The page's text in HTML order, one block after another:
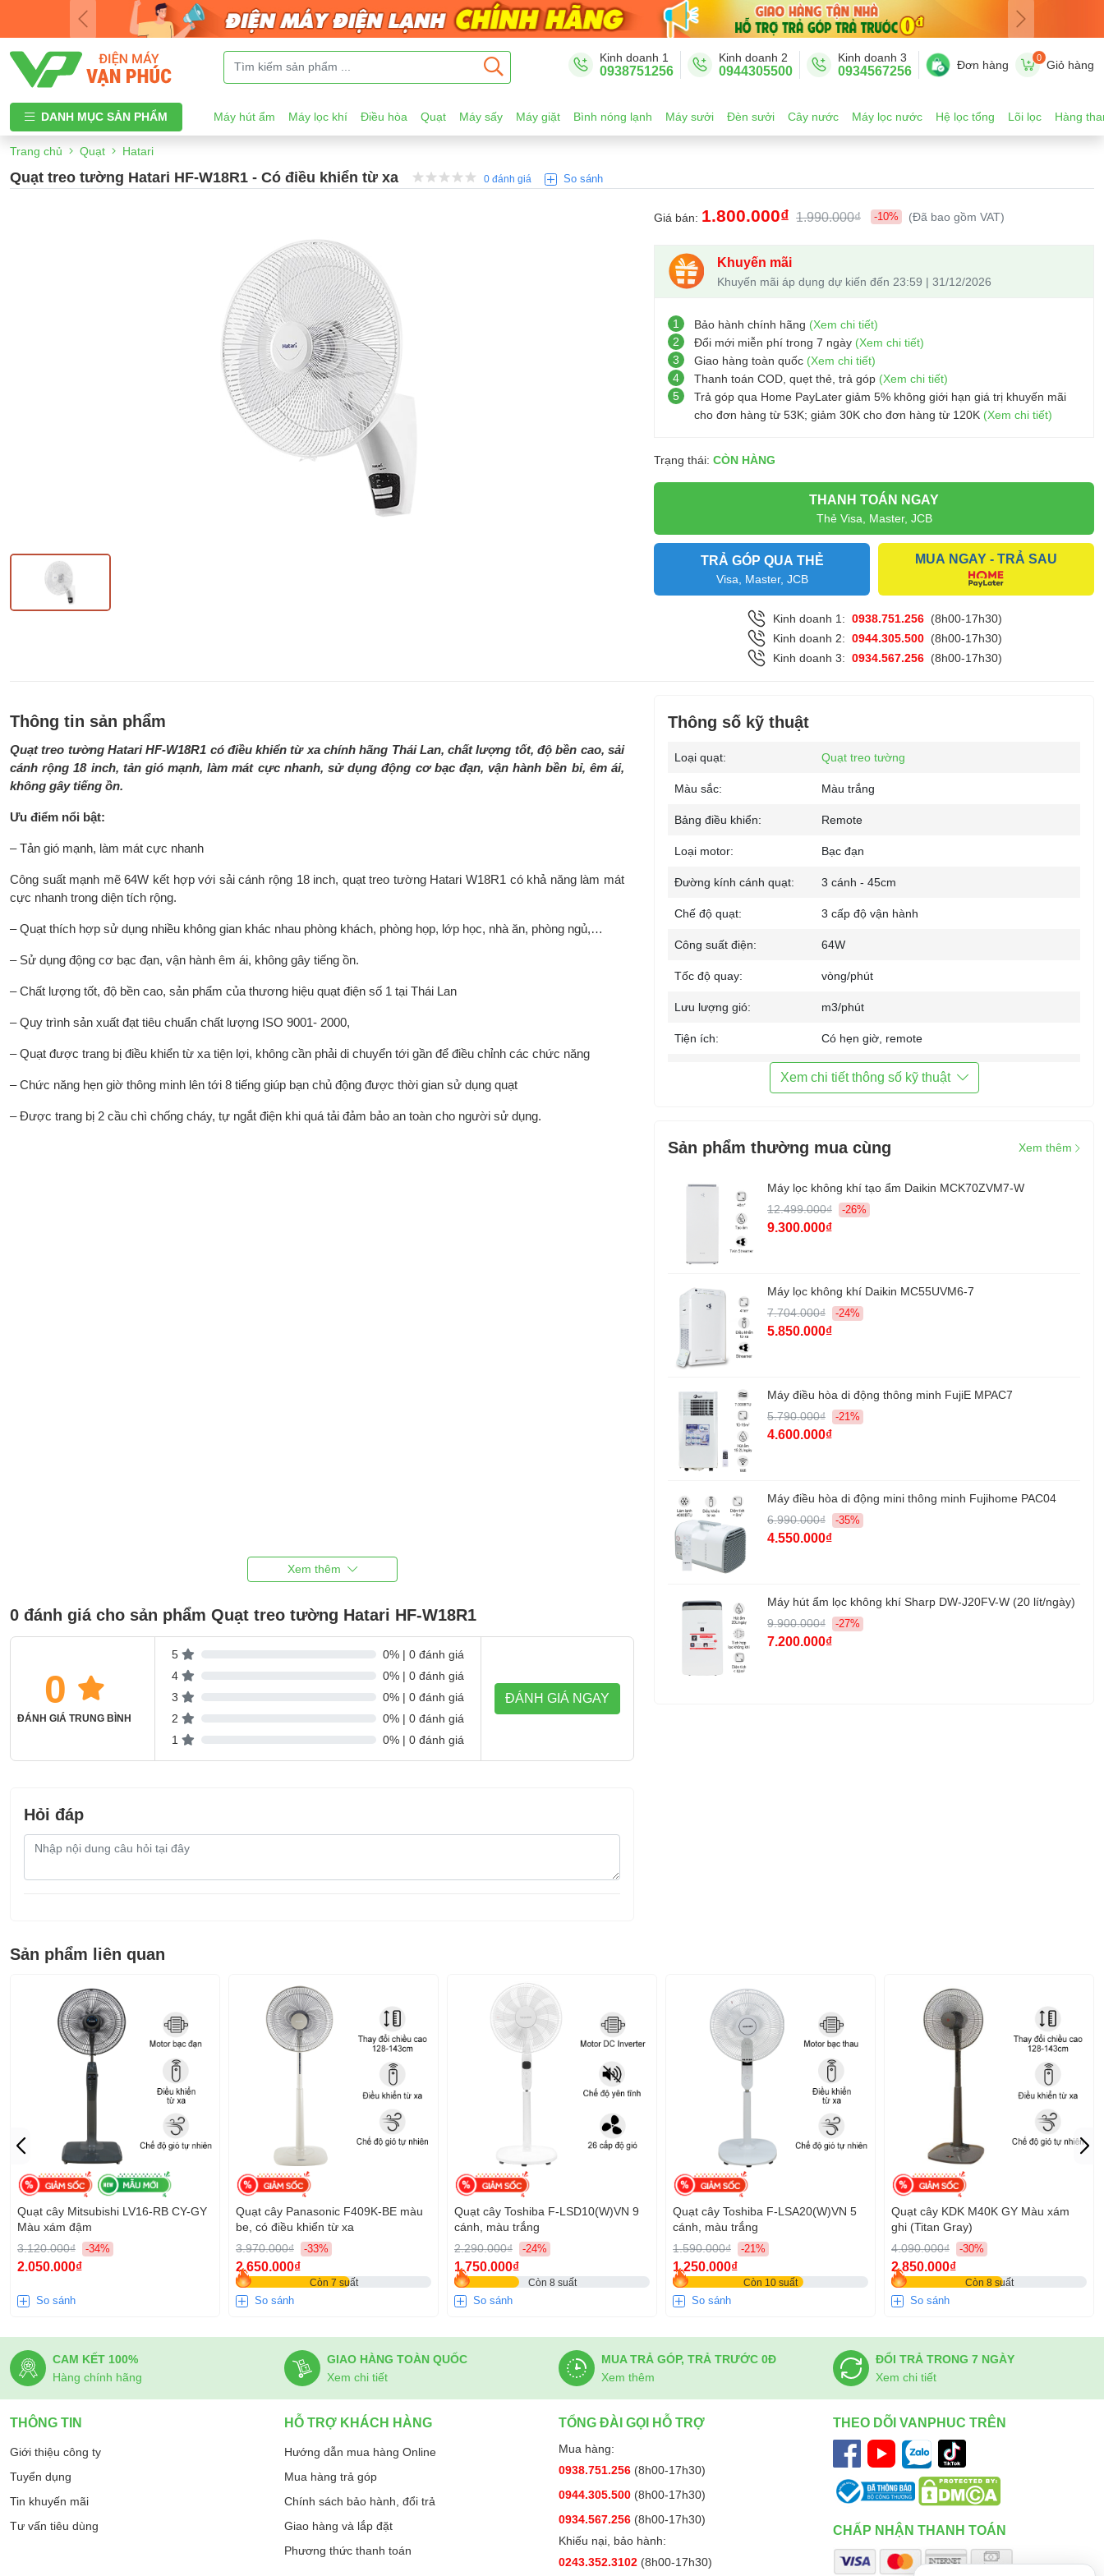
Kinh doanh 1
0938751256
Kinh doanh 2
0944305500
Kinh doanh 3
0934567256 Đơn hàng
0
Giỏ hàng
DANH MỤC SẢN PHẨM Máy hút ẩm Máy lọc khí Điều hòa Quạt Máy sấy Máy giặt Bình nóng lạnh Máy sưởi Đèn sưởi Cây nước Máy lọc nước Hệ lọc tổng Lõi lọc Hàng
Trang chủ Quạt Hatari
Quạt treo tường Hatari HF-W18R1 - Có điều khiển từ xa 0 đánh giá So sánh
Giá bán: 1.800.000₫ 1.990.000₫ -10% (Đã bao gồm VAT)
Khuyến mãi
Khuyến mãi áp dụng dự kiến đến 23:59 | 31/12/2026
1 Bảo hành chính hãng (Xem chi tiết)
2
Đổi mới miễn phí trong 7 ngày (Xem chi tiết)
3
Giao hàng toàn quốc (Xem chi tiết)
4
Thanh toán COD, quẹt thẻ, trả góp (Xem chi tiết)
5
Trả góp qua Home PayLater giảm 5% không giới hạn giá trị khuyến mãi
cho đơn hàng từ 53K; giảm 30K cho đơn hàng từ 120K (Xem chi tiết)
Trạng thái: CÒN HÀNG
THANH TOÁN NGAY
Thẻ Visa, Master, JCB
TRẢ GÓP QUA THẺ
Visa, Master, JCB
MUA NGAY - TRẢ SAU
Kinh doanh 1: 0938.751.256 (8h00-17h30)
Kinh doanh 2: 0944.305.500 (8h00-17h30)
Kinh doanh 3: 0934.567.256 (8h00-17h30)
Thông tin sản phẩm
Quạt treo tường Hatari HF-W18R1 có điều khiển từ xa chính hãng Thái Lan, chất lượng tốt, độ bền cao, sải
cánh rộng 18 inch, tản gió mạnh, làm mát cực nhanh, sử dụng động cơ bạc đạn, vận hành bền bỉ, êm ái,
không gây tiếng ồn.
Ưu điểm nổi bật:
– Tản gió mạnh, làm mát cực nhanh
Công suất mạnh mẽ 64W kết hợp với sải cánh rộng 18 inch, quạt treo tường Hatari W18R1 có khả năng làm mát
cực nhanh trong diện tích rộng.
– Quạt thích hợp sử dụng nhiều không gian khác nhau phòng khách, phòng họp, lớp học, nhà ăn, phòng ngủ,…
– Sử dụng động cơ bạc đạn, vận hành êm ái, không gây tiếng ồn.
– Chất lượng tốt, độ bền cao, sản phẩm của thương hiệu quạt điện số 1 tại Thái Lan
– Quy trình sản xuất đạt tiêu chuẩn chất lượng ISO 9001- 2000,
– Quạt được trang bị điều khiển từ xa tiện lợi, không cần phải di chuyển tới gần để điều chỉnh các chức năng
– Chức năng hẹn giờ thông minh lên tới 8 tiếng giúp bạn chủ động được thời gian sử dụng quạt
– Được trang bị 2 cầu chì chống cháy, tự ngắt điện khi quá tải đảm bảo an toàn cho người sử dụng.
0 đánh giá cho sản phẩm Quạt treo tường Hatari HF-W18R1
0
ĐÁNH GIÁ TRUNG BÌNH
5
0% | 0 đánh giá
4
0% | 0 đánh giá
3
0% | 0 đánh giá
2
0% | 0 đánh giá
1
0% | 0 đánh giá
ĐÁNH GIÁ NGAY
Hỏi đáp
Nội
câu
Thông số kỹ thuật
Loại quạt: Quạt treo tường
Màu sắc: Màu trắng
Bảng điều khiển: Remote
Loại motor: Bạc đạn
Đường kính cánh quạt: 3 cánh - 45cm
Chế độ quạt: 3 cấp độ vận hành
Công suất điện: 64W
Tốc độ quay: vòng/phút
Lưu lượng gió: m3/phút
Tiện ích: Có hẹn giờ, remote
HDSD, điều khiển từ xa
Sản xuất tại: Thái Lan
Chính hãng 18 tháng, động cơ 3 năm
Xem chi tiết thông số kỹ thuật
Sản phẩm thường mua cùng Xem thêm
Máy lọc không khí tạo ẩm Daikin MCK70ZVM7-W
12.499.000₫
-26%
9.300.000₫
Máy lọc không khí Daikin MC55UVM6-7
7.704.000₫
-24%
5.850.000₫
Máy điều hòa di động thông minh FujiE MPAC7
5.790.000₫
-21%
4.600.000₫
Máy điều hòa di động mini thông minh Fujihome PAC04
6.990.000₫
-35%
4.550.000₫
Máy hút ẩm lọc không khí Sharp DW-J20FV-W (20 lít/ngày)
9.900.000₫
-27%
7.200.000₫
Sản phẩm liên quan
Quạt cây Mitsubishi LV16-RB CY-GY
Màu xám đậm
3.120.000₫
-34%
2.050.000₫
So sánh
Quạt cây Panasonic F409K-BE màu
be, có điều khiển từ xa
3.970.000₫
-33%
2.650.000₫
Còn 7 suất
So sánh
Quạt cây Toshiba F-LSD10(W)VN 9
cánh, màu trắng
2.290.000₫
-24%
1.750.000₫
Còn 8 suất
So sánh
Quạt cây Toshiba F-LSA20(W)VN 5
cánh, màu trắng
1.590.000₫
-21%
1.250.000₫
Còn 10 suất
So sánh
Quạt cây KDK M40K GY Màu xám
ghi (Titan Gray)
4.090.000₫
-30%
2.850.000₫
Còn 8 suất
So sánh
CAM KẾT 100%
Hàng chính hãng
GIAO HÀNG TOÀN QUỐC
Xem chi tiết
MUA TRẢ GÓP, TRẢ TRƯỚC 0Đ
Xem thêm
ĐỔI TRẢ TRONG 7 NGÀY
Xem chi tiết
THÔNG TIN
Giới thiệu công ty
Tuyển dụng
Tin khuyến mãi
Tư vấn tiêu dùng
HỖ TRỢ KHÁCH HÀNG
Hướng dẫn mua hàng Online
Mua hàng trả góp
Chính sách bảo hành, đổi trả
Giao hàng và lắp đặt
Phương thức thanh toán
TỔNG ĐÀI GỌI HỖ TRỢ
Mua hàng:
0938.751.256 (8h00-17h30)
0944.305.500 (8h00-17h30)
0934.567.256 (8h00-17h30)
Khiếu nại, bảo hành:
0243.352.3102 (8h00-17h30)
THEO DÕI VANPHUC TRÊN
CHẤP NHẬN THANH TOÁN